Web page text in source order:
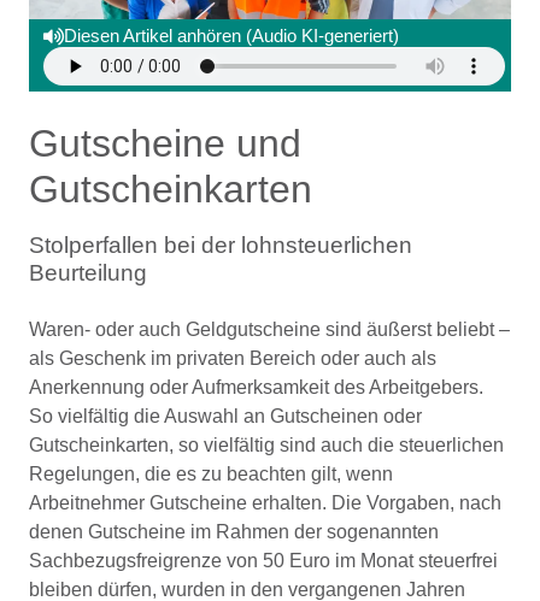
Diesen Artikel anhören (Audio KI-generiert)
Gutscheine und
Gutscheinkarten
Stolperfallen bei der lohnsteuerlichen
Beurteilung
Waren- oder auch Geldgutscheine sind äußerst beliebt –
als Geschenk im privaten Bereich oder auch als
Anerkennung oder Aufmerksamkeit des Arbeitgebers.
So vielfältig die Auswahl an Gutscheinen oder
Gutscheinkarten, so vielfältig sind auch die steuerlichen
Regelungen, die es zu beachten gilt, wenn
Arbeitnehmer Gutscheine erhalten. Die Vorgaben, nach
denen Gutscheine im Rahmen der sogenannten
Sachbezugsfreigrenze von 50 Euro im Monat steuerfrei
bleiben dürfen, wurden in den vergangenen Jahren